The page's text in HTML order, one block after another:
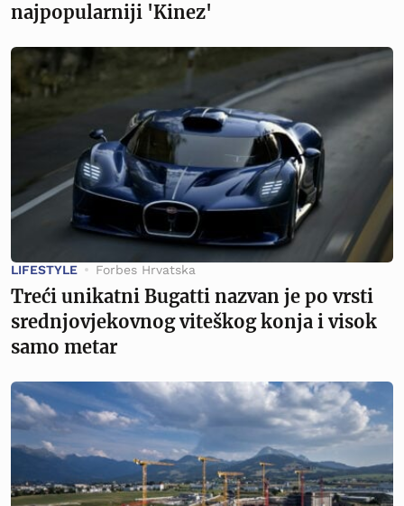
najpopularniji 'Kinez'
LIFESTYLE Forbes Hrvatska
Treći unikatni Bugatti nazvan je po vrsti
srednjovjekovnog viteškog konja i visok
samo metar